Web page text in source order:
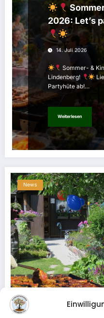
2026: Let’s
14. Juli 2026
Sommer- &
Lindenberg!
Partyhüte ab!…
Weiterlesen
News